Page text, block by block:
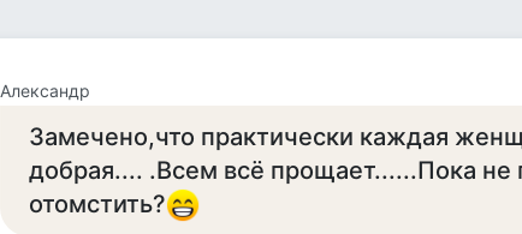
Александр
Замечено,что практически каждая
добрая.... .Всем всё прощает......Пока не
отомстить?